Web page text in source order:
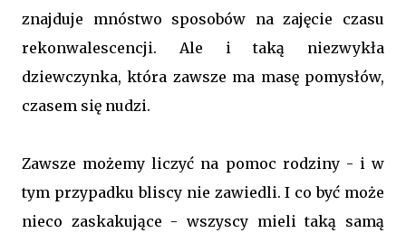
znajduje mnóstwo sposobów na zajęcie czasu
rekonwalescencji. Ale i taką niezwykła
dziewczynka, która zawsze ma masę pomysłów,
czasem się nudzi.
Zawsze możemy liczyć na pomoc rodziny - i w
tym przypadku bliscy nie zawiedli. I co być może
nieco zaskakujące - wszyscy mieli taką samą